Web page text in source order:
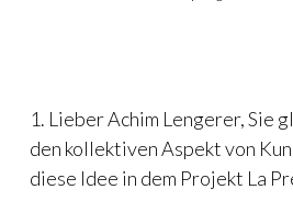
1. Lieber Achim Lengerer, Sie
den kollektiven Aspekt von
diese Idee in dem Projekt La